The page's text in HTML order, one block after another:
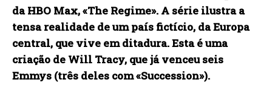
da HBO Max, «The Regime». A série ilustra a
tensa realidade de um país fictício, da Europa
central, que vive em ditadura. Esta é uma
criação de Will Tracy, que já venceu seis
Emmys (três deles com «Succession»).